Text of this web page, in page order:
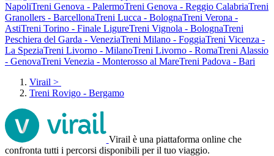
NapoliTreni Genova - PalermoTreni Genova - Reggio CalabriaTreni
Granollers - BarcellonaTreni Lucca - BolognaTreni Verona -
AstiTreni Torino - Finale LigureTreni Vignola - BolognaTreni
Peschiera del Garda - VeneziaTreni Milano - FoggiaTreni Vicenza -
La SpeziaTreni Livorno - MilanoTreni Livorno - RomaTreni Alassio
- GenovaTreni Venezia - Monterosso al MareTreni Padova - Bari
Virail >
Treni Rovigo - Bergamo
Virail è una piattaforma online che
confronta tutti i percorsi disponibili per il tuo viaggio.